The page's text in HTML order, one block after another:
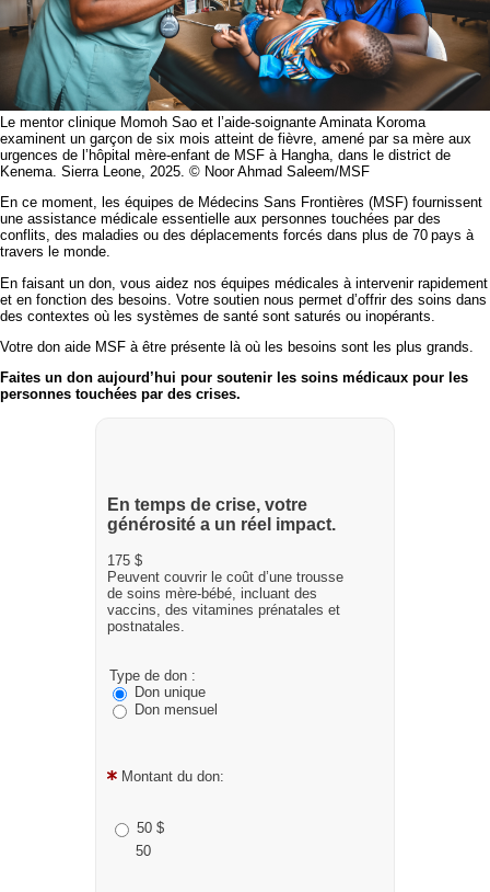
Le mentor clinique Momoh Sao et l’aide-soignante Aminata Koroma
examinent un garçon de six mois atteint de fièvre, amené par sa mère aux
urgences de l’hôpital mère-enfant de MSF à Hangha, dans le district de
Kenema. Sierra Leone, 2025. © Noor Ahmad Saleem/MSF
En ce moment, les équipes de Médecins Sans Frontières (MSF) fournissent
une assistance médicale essentielle aux personnes touchées par des
conflits, des maladies ou des déplacements forcés dans plus de 70 pays à
travers le monde.
En faisant un don, vous aidez nos équipes médicales à intervenir rapidement
et en fonction des besoins. Votre soutien nous permet d’offrir des soins dans
des contextes où les systèmes de santé sont saturés ou inopérants.
Votre don aide MSF à être présente là où les besoins sont les plus grands.
Faites un don aujourd’hui pour soutenir les soins médicaux pour les
personnes touchées par des crises.
En temps de crise, votre
générosité a un réel impact.
175 $
Peuvent couvrir le coût d’une trousse
de soins mère-bébé, incluant des
vaccins, des vitamines prénatales et
postnatales.
Type de don :
Don unique
Don mensuel
Montant du don:
50 $
50